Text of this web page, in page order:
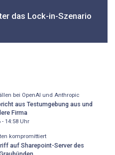
das ­Lock-in-Szenario
bei OpenAI und Anthropic
aus Testumgebung aus und
Firma
- 14:58Uhr
kompromittiert
auf Sharepoint-Server des